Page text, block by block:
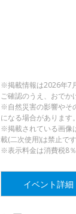
※掲載情報は2026年7
ご確認のうえ、おでか
※自然災害の影響やそ
になる場合があります。
※掲載されている画像
載(二次使用)は禁止です
※表示料金は消費税8
イベント詳細